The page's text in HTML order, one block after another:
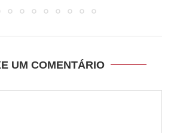
UM COMENTÁRIO